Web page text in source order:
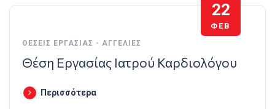
22
ΦΕΒ
ΘΈΣΕΙΣ ΕΡΓΑΣΊΑΣ - ΑΓΓΕΛΊΕΣ
Θέση Εργασίας Ιατρού Καρδιολόγου
Περισσότερα